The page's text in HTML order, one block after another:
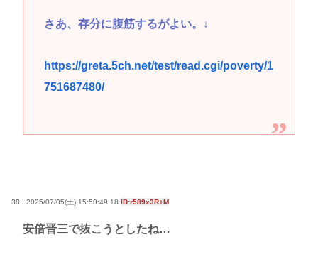
さあ、存分に腹筋するがよい。↓
https://greta.5ch.net/test/read.cgi/poverty/1
751687480/
38 : 2025/07/05(土) 15:50:49.18 ID:r589x3R+M
安倍晋三で抜こうとしたね…